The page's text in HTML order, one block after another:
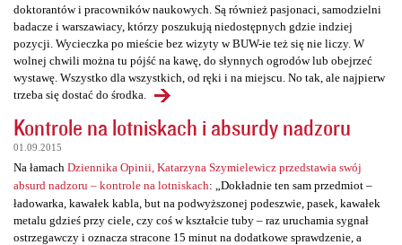
doktorantów i pracowników naukowych. Są również pasjonaci, samodzielni
badacze i warszawiacy, którzy poszukują niedostępnych gdzie indziej
pozycji. Wycieczka po mieście bez wizyty w BUW-ie też się nie liczy. W
wolnej chwili można tu pójść na kawę, do słynnych ogrodów lub obejrzeć
wystawę. Wszystko dla wszystkich, od ręki i na miejscu. No tak, ale najpierw
trzeba się dostać do środka.
Kontrole na lotniskach i absurdy nadzoru
01.09.2015
Na łamach Dziennika Opinii, Katarzyna Szymielewicz przedstawia swój
absurd nadzoru – kontrole na lotniskach: „Dokładnie ten sam przedmiot –
ładowarka, kawałek kabla, but na podwyższonej podeszwie, pasek, kawałek
metalu gdzieś przy ciele, czy coś w kształcie tuby – raz uruchamia sygnał
ostrzegawczy i oznacza stracone 15 minut na dodatkowe sprawdzenie, a